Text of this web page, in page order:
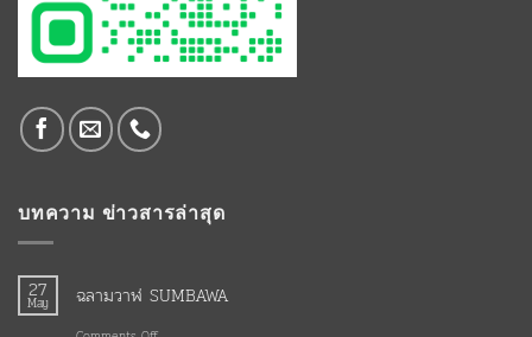
บทความ ข่าวสารล่าสุด
27
May ฉลามวาฬ SUMBAWA